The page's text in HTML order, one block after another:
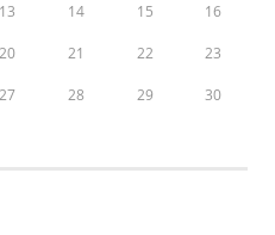
13 14 15 16
20 21 22 23
27 28 29 30